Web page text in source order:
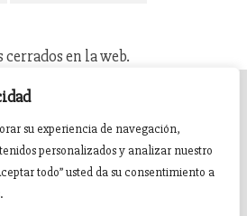
su experiencia de navegación,
personalizados y analizar nuestro
todo” usted da su consentimiento a
en la web.
DE PASIÓN
BREVES COFRADES BANDAS